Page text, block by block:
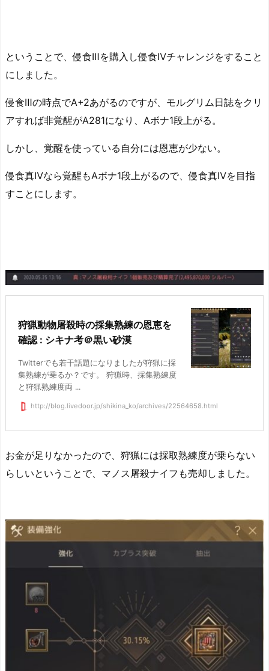
ということで、侵食Ⅲを購入し侵食Ⅳチャレンジをすること
にしました。
侵食Ⅲの時点でA+2あがるのですが、モルグリム日誌をクリ
アすれば非覚醒がA281になり、Aボナ1段上がる。
しかし、覚醒を使っている自分には恩恵が少ない。
侵食真Ⅳなら覚醒もAボナ1段上がるので、侵食真Ⅳを目指
すことにします。
狩猟動物屠殺時の採集熟練の恩恵を
確認 : シキナ考＠黒い砂漠
Twitterでも若干話題になりましたが狩猟に採
集熟練が乗るか？です。 狩猟時、採集熟練度
と狩猟熟練度両 ...
http://blog.livedoor.jp/shikina_ko/archives/22564658.html
お金が足りなかったので、狩猟には採取熟練度が乗らない
らしいということで、マノス屠殺ナイフも売却しました。